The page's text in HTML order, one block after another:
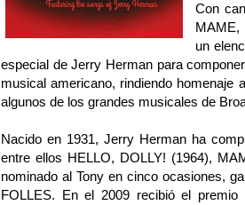
Con
MAME,
un
especial de Jerry Herman para
musical americano, rindiendo homenaje
algunos de los grandes musicales de
Nacido en 1931, Jerry Herman ha
entre ellos HELLO, DOLLY! (1964),
nominado al Tony en cinco ocasiones,
FOLLES. En el 2009 recibió el